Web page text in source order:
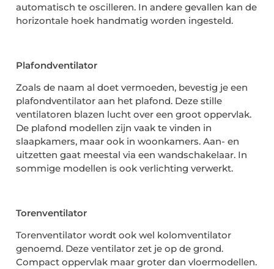
automatisch te oscilleren. In andere gevallen kan de
horizontale hoek handmatig worden ingesteld.
Plafondventilator
Zoals de naam al doet vermoeden, bevestig je een
plafondventilator aan het plafond. Deze stille
ventilatoren blazen lucht over een groot oppervlak.
De plafond modellen zijn vaak te vinden in
slaapkamers, maar ook in woonkamers. Aan- en
uitzetten gaat meestal via een wandschakelaar. In
sommige modellen is ook verlichting verwerkt.
Torenventilator
Torenventilator wordt ook wel kolomventilator
genoemd. Deze ventilator zet je op de grond.
Compact oppervlak maar groter dan vloermodellen.